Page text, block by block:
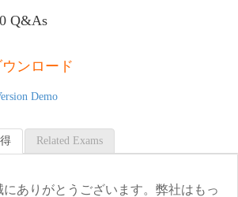
Q&As
ンロード
Demo
Related Exams
ありがとうございます。弊社はもっ